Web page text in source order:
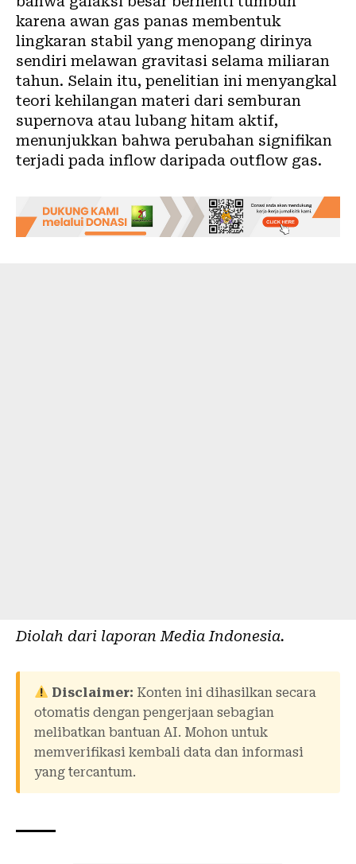
karena awan gas panas membentuk
lingkaran stabil yang menopang dirinya
sendiri melawan gravitasi selama miliaran
tahun. Selain itu, penelitian ini menyangkal
teori kehilangan materi dari semburan
supernova atau lubang hitam aktif,
menunjukkan bahwa perubahan signifikan
terjadi pada inflow daripada outflow gas.
Diolah dari laporan Media Indonesia.
Disclaimer: Konten ini dihasilkan secara
otomatis dengan pengerjaan sebagian
melibatkan bantuan AI. Mohon untuk
memverifikasi kembali data dan informasi
yang tercantum.